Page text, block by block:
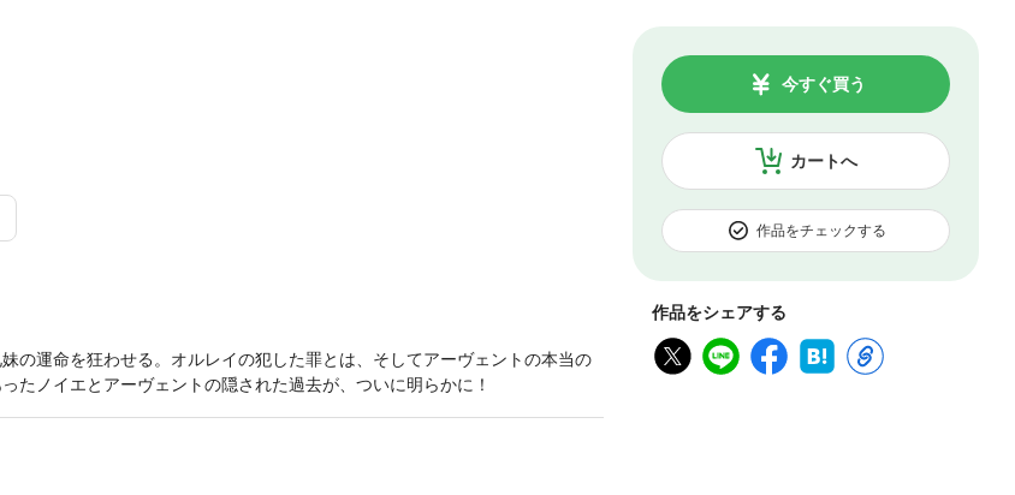
カートへ
今すぐ買う
作品をチェックする
作品をシェアする
の運命を狂わせる。オルレイの犯した罪とは、そしてアーヴェントの本当の
ノイエとアーヴェントの隠された過去が、ついに明らかに！